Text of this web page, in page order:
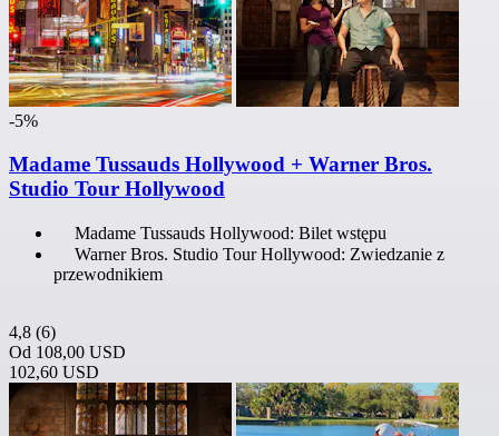
-5%
Madame Tussauds Hollywood + Warner Bros.
Studio Tour Hollywood
Madame Tussauds Hollywood: Bilet wstępu
Warner Bros. Studio Tour Hollywood: Zwiedzanie z
przewodnikiem
4,8 (6)
Od 108,00 USD
102,60 USD